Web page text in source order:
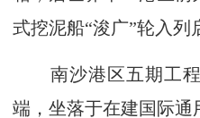
式挖泥船“浚广”轮入列
南沙港区五期工程
端，坐落于在建国际通